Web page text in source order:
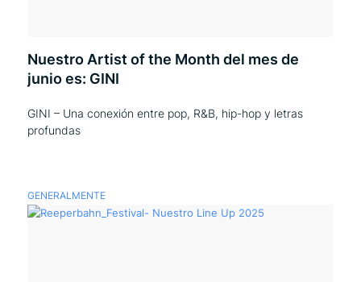
Nuestro Artist of the Month del mes de
junio es: GINI
GINI – Una conexión entre pop, R&B, hip-hop y letras
profundas
GENERALMENTE